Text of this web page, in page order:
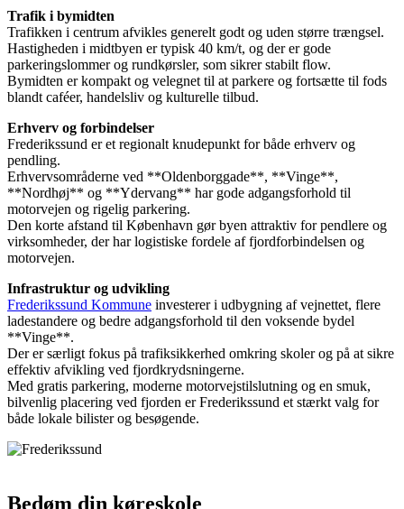
Trafik i bymidten
Trafikken i centrum afvikles generelt godt og uden større trængsel.
Hastigheden i midtbyen er typisk 40 km/t, og der er gode
parkeringslommer og rundkørsler, som sikrer stabilt flow.
Bymidten er kompakt og velegnet til at parkere og fortsætte til fods
blandt caféer, handelsliv og kulturelle tilbud.
Erhverv og forbindelser
Frederikssund er et regionalt knudepunkt for både erhverv og
pendling.
Erhvervsområderne ved **Oldenborggade**, **Vinge**,
**Nordhøj** og **Ydervang** har gode adgangsforhold til
motorvejen og rigelig parkering.
Den korte afstand til København gør byen attraktiv for pendlere og
virksomheder, der har logistiske fordele af fjordforbindelsen og
motorvejen.
Infrastruktur og udvikling
Frederikssund Kommune investerer i udbygning af vejnettet, flere
ladestandere og bedre adgangsforhold til den voksende bydel
**Vinge**.
Der er særligt fokus på trafiksikkerhed omkring skoler og på at sikre
effektiv afvikling ved fjordkrydsningerne.
Med gratis parkering, moderne motorvejstilslutning og en smuk,
bilvenlig placering ved fjorden er Frederikssund et stærkt valg for
både lokale bilister og besøgende.
Bedøm din køreskole